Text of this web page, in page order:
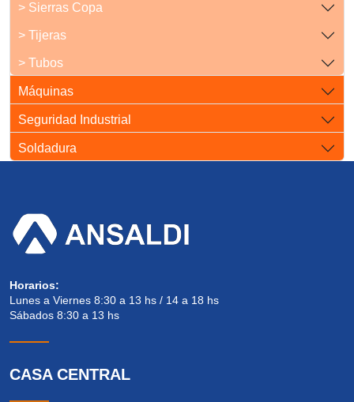
> Sierras Copa
> Tijeras
> Tubos
Máquinas
Seguridad Industrial
Soldadura
Horarios:
Lunes a Viernes 8:30 a 13 hs / 14 a 18 hs
Sábados 8:30 a 13 hs
CASA CENTRAL